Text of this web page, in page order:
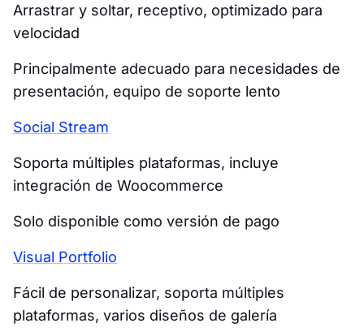
Arrastrar y soltar, receptivo, optimizado para
velocidad
Principalmente adecuado para necesidades de
presentación, equipo de soporte lento
Social Stream
Soporta múltiples plataformas, incluye
integración de Woocommerce
Solo disponible como versión de pago
Visual Portfolio
Fácil de personalizar, soporta múltiples
plataformas, varios diseños de galería